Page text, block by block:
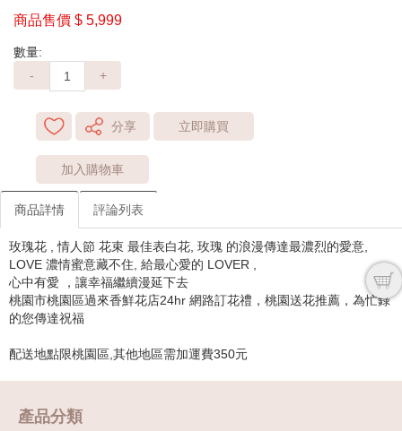
商品售價 $ 5,999
數量:
-
+
分享 立即購買
加入購物車
商品詳情 評論列表
玫瑰花 , 情人節 花束 最佳表白花, 玫瑰 的浪漫傳達最濃烈的愛意,
LOVE 濃情蜜意藏不住, 給最心愛的 LOVER ,
心中有愛 ，讓幸福繼續漫延下去
桃園市桃園區過來香鮮花店24hr 網路訂花禮，桃園送花推薦，為忙錄
的您傳達祝福
配送地點限桃園區,其他地區需加運費350元
產品分類